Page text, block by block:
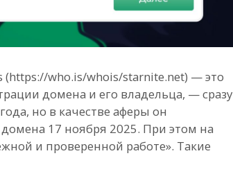
(https://who.is/whois/starnite.net) — это
домена и его владельца, — сразу
но в качестве аферы он
17 ноября 2025. При этом на
и проверенной работе». Такие